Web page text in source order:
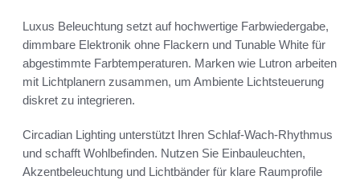
Luxus Beleuchtung setzt auf hochwertige Farbwiedergabe,
dimmbare Elektronik ohne Flackern und Tunable White für
abgestimmte Farbtemperaturen. Marken wie Lutron arbeiten
mit Lichtplanern zusammen, um Ambiente Lichtsteuerung
diskret zu integrieren.
Circadian Lighting unterstützt Ihren Schlaf-Wach-Rhythmus
und schafft Wohlbefinden. Nutzen Sie Einbauleuchten,
Akzentbeleuchtung und Lichtbänder für klare Raumprofile